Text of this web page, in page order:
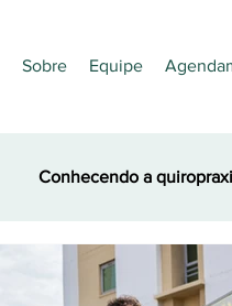
Sobre Equipe
Conhecendo a
Nutrição